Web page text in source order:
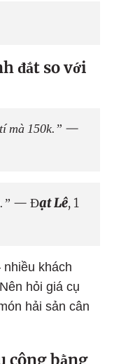
đắt so với
mà 150k.” —
— Đạt Lê, 1
nhiều khách
hỏi giá cụ
hải sản cân
công bằng